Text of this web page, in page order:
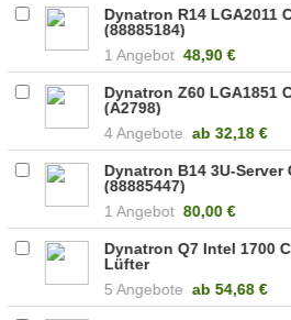
Dynatron R14 LGA2011
(88885184)
1 Angebot 48,90 €
Dynatron Z60 LGA1851
(A2798)
4 Angebote ab 32,18 €
Dynatron B14 3U-Server
(88885447)
1 Angebot 80,00 €
Dynatron Q7 Intel 1700
Lüfter
5 Angebote ab 54,68 €